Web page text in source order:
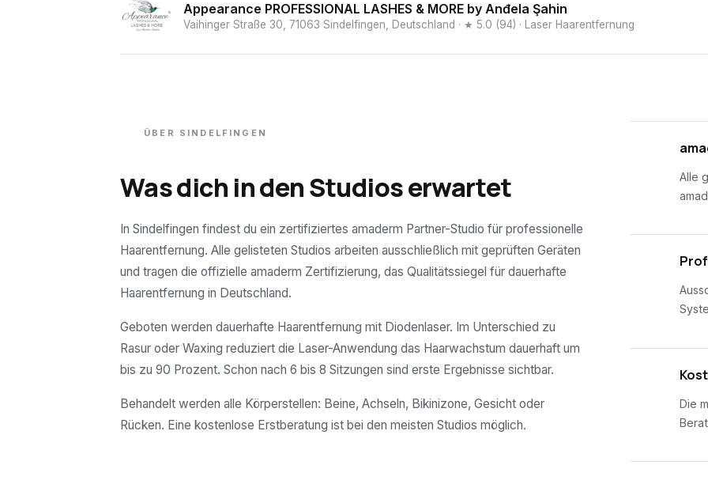
Appearance PROFESSIONAL LASHES & MORE by Anđela Şahin
Vaihinger Straße 30, 71063 Sindelfingen, Deutschland · ★ 5.0 (94) · Laser Haarentfernung
ÜBER SINDELFINGEN
Was dich in den Studios erwartet
In Sindelfingen findest du ein zertifiziertes amaderm Partner-Studio für professionelle
Haarentfernung. Alle gelisteten Studios arbeiten ausschließlich mit geprüften Geräten
und tragen die offizielle amaderm Zertifizierung, das Qualitätssiegel für dauerhafte
Haarentfernung in Deutschland.
Geboten werden dauerhafte Haarentfernung mit Diodenlaser. Im Unterschied zu
Rasur oder Waxing reduziert die Laser-Anwendung das Haarwachstum dauerhaft um
bis zu 90 Prozent. Schon nach 6 bis 8 Sitzungen sind erste Ergebnisse sichtbar.
Behandelt werden alle Körperstellen: Beine, Achseln, Bikinizone, Gesicht oder
Rücken. Eine kostenlose Erstberatung ist bei den meisten Studios möglich.
Alle
Die